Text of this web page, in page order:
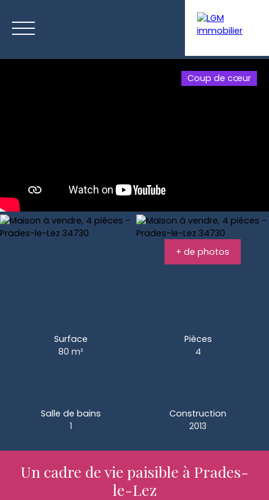
Coup de cœur
+ de photos
Surface
80m²
Pièces
4
Salle de bains
1
Construction
2013
Un cadre de vie paisible à Prades-
le-Lez